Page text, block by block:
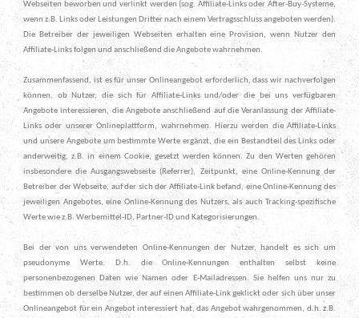
Webseiten beworben und verlinkt werden (sog. Affiliate-Links oder After-Buy-Systeme,
wenn z.B. Links oder Leistungen Dritter nach einem Vertragsschluss angeboten werden).
Die Betreiber der jeweiligen Webseiten erhalten eine Provision, wenn Nutzer den
Affiliate-Links folgen und anschließend die Angebote wahrnehmen.
Zusammenfassend, ist es für unser Onlineangebot erforderlich, dass wir nachverfolgen
können, ob Nutzer, die sich für Affiliate-Links und/oder die bei uns verfügbaren
Angebote interessieren, die Angebote anschließend auf die Veranlassung der Affiliate-
Links oder unserer Onlineplattform, wahrnehmen. Hierzu werden die Affiliate-Links
und unsere Angebote um bestimmte Werte ergänzt, die ein Bestandteil des Links oder
anderweitig, z.B. in einem Cookie, gesetzt werden können. Zu den Werten gehören
insbesondere die Ausgangswebseite (Referrer), Zeitpunkt, eine Online-Kennung der
Betreiber der Webseite, auf der sich der Affiliate-Link befand, eine Online-Kennung des
jeweiligen Angebotes, eine Online-Kennung des Nutzers, als auch Tracking-spezifische
Werte wie z.B. Werbemittel-ID, Partner-ID und Kategorisierungen.
Bei der von uns verwendeten Online-Kennungen der Nutzer, handelt es sich um
pseudonyme Werte. D.h. die Online-Kennungen enthalten selbst keine
personenbezogenen Daten wie Namen oder E-Mailadressen. Sie helfen uns nur zu
bestimmen ob derselbe Nutzer, der auf einen Affiliate-Link geklickt oder sich über unser
Onlineangebot für ein Angebot interessiert hat, das Angebot wahrgenommen, d.h. z.B.